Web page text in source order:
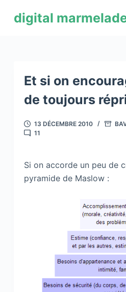
digital
Et si on
de toujours
13 DÉCEMBRE 2010
11
Si on accorde un peu de
pyramide de Maslow :